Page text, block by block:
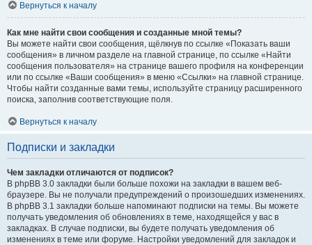
Вернуться к началу
Как мне найти свои сообщения и созданные мной темы?
Вы можете найти свои сообщения, щёлкнув по ссылке «Показать ваши
сообщения» в личном разделе на главной странице, по ссылке «Найти
сообщения пользователя» на странице вашего профиля на конференции
или по ссылке «Ваши сообщения» в меню «Ссылки» на главной странице.
Чтобы найти созданные вами темы, используйте страницу расширенного
поиска, заполнив соответствующие поля.
Вернуться к началу
Подписки и закладки
Чем закладки отличаются от подписок?
В phpBB 3.0 закладки были больше похожи на закладки в вашем веб-
браузере. Вы не получали предупреждений о произошедших изменениях.
В phpBB 3.1 закладки больше напоминают подписки на темы. Вы можете
получать уведомления об обновлениях в теме, находящейся у вас в
закладках. В случае подписки, вы будете получать уведомления об
изменениях в теме или форуме. Настройки уведомлений для закладок и